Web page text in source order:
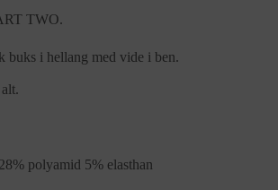
TWO.
buks i hellang med vide i ben.
polyamid 5% elasthan